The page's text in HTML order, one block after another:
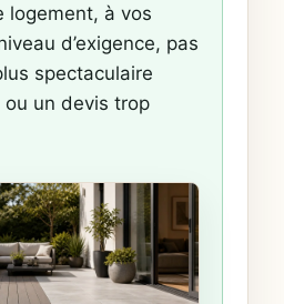
logement, à vos
d’exigence, pas
spectaculaire
un devis trop